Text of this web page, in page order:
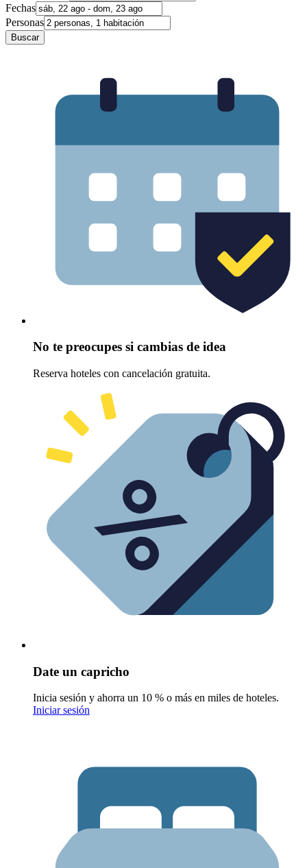
Fechas
Personas
Buscar
No te preocupes si cambias de idea
Reserva hoteles con cancelación gratuita.
Date un capricho
Inicia sesión y ahorra un 10 % o más en miles de hoteles.
Iniciar sesión